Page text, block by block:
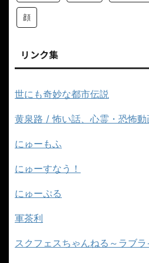
顔
リンク集
世にも奇妙な都市伝説
黄泉路 / 怖い話、心霊・恐怖
にゅーもふ
にゅーすなう！
にゅーぷる
軍茶利
スクフェスちゃんねる～ラブ